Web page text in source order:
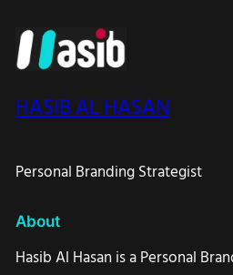
HASIB AL HASAN
Personal Branding Strategist
About
Hasib Al Hasan is a Personal